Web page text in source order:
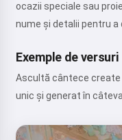
ocazii speciale sau
nume și detalii pentru a
Exemple de versuri
Ascultă cântece create
unic și generat în